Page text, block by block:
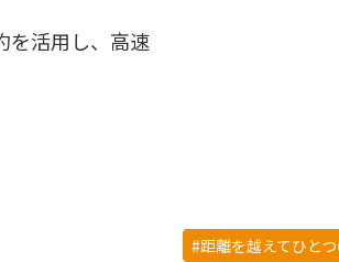
を活用し、高速
#距離を越えてひと